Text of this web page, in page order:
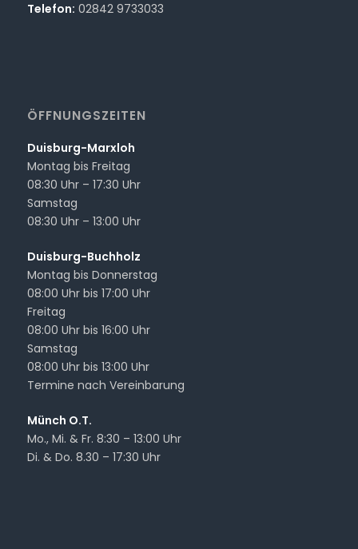
Telefon: 02842 9733033
ÖFFNUNGSZEITEN
Duisburg-Marxloh
Montag bis Freitag
08:30 Uhr – 17:30 Uhr
Samstag
08:30 Uhr – 13:00 Uhr
Duisburg-Buchholz
Montag bis Donnerstag
08:00 Uhr bis 17:00 Uhr
Freitag
08:00 Uhr bis 16:00 Uhr
Samstag
08:00 Uhr bis 13:00 Uhr
Termine nach Vereinbarung
Münch O.T.
Mo., Mi. & Fr. 8:30 – 13:00 Uhr
Di. & Do. 8.30 – 17:30 Uhr